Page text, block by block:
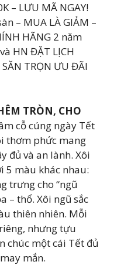
– LƯU MÃ NGAY!
– MUA LÀ GIẢM –
HÃNG 2 năm
HN ĐẶT LỊCH
TRỌN ƯU ĐÃI
TRÒN, CHO
cỗ cúng ngày Tết
thơm phức mang
đủ và an lành. Xôi
5 màu khác nhau:
trưng cho “ngũ
– thổ. Xôi ngũ sắc
thiên nhiên. Mỗi
nhưng tựu
chúc một cái Tết đủ
mắn.